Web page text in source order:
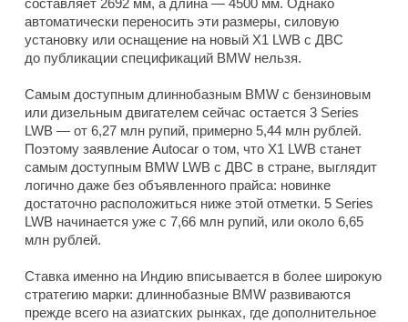
составляет 2692 мм, а длина — 4500 мм. Однако
автоматически переносить эти размеры, силовую
установку или оснащение на новый X1 LWB с ДВС
до публикации спецификаций BMW нельзя.
Самым доступным длиннобазным BMW с бензиновым
или дизельным двигателем сейчас остается 3 Series
LWB — от 6,27 млн рупий, примерно 5,44 млн рублей.
Поэтому заявление Autocar о том, что X1 LWB станет
самым доступным BMW LWB с ДВС в стране, выглядит
логично даже без объявленного прайса: новинке
достаточно расположиться ниже этой отметки. 5 Series
LWB начинается уже с 7,66 млн рупий, или около 6,65
млн рублей.
Ставка именно на Индию вписывается в более широкую
стратегию марки: длиннобазные BMW развиваются
прежде всего на азиатских рынках, где дополнительное